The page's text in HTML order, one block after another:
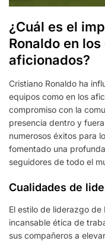
¿Cuál es el
Ronaldo en
aficionados?
Cristiano Ronaldo ha
equipos como en los
compromiso con la
presencia dentro y
numerosos éxitos para
fomentado una
seguidores de todo el
Cualidades de
El estilo de liderazgo
incansable ética de
sus compañeros a